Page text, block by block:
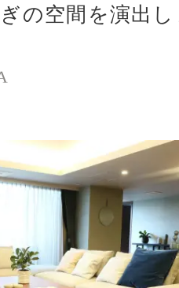
の空間を演出